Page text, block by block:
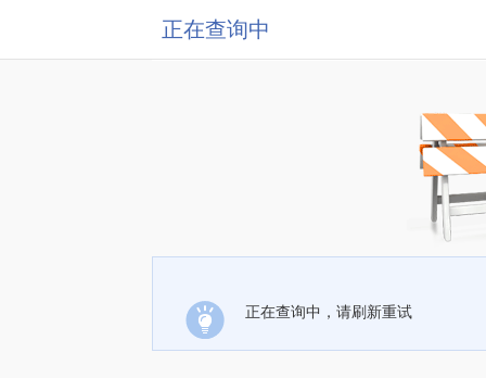
正在查询中
正在查询中，请刷新重试